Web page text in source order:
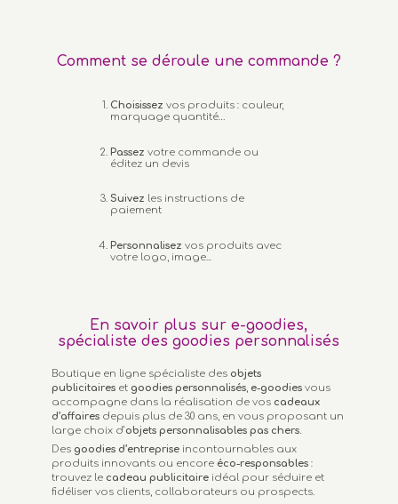
Comment se déroule une commande ?
Choisissez vos produits : couleur,
marquage quantité…
Passez votre commande ou
éditez un devis
Suivez les instructions de
paiement
Personnalisez vos produits avec
votre logo, image...
En savoir plus sur e-goodies,
spécialiste des goodies personnalisés
Boutique en ligne spécialiste des objets
publicitaires et goodies personnalisés, e-goodies vous
accompagne dans la réalisation de vos cadeaux
d’affaires depuis plus de 30 ans, en vous proposant un
large choix d’objets personnalisables pas chers.
Des goodies d’entreprise incontournables aux
produits innovants ou encore éco-responsables :
trouvez le cadeau publicitaire idéal pour séduire et
fidéliser vos clients, collaborateurs ou prospects.